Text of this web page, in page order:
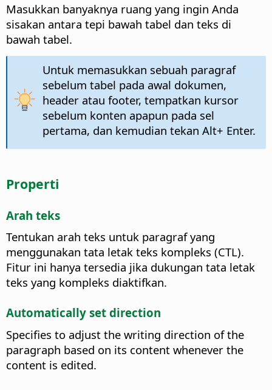
Masukkan banyaknya ruang yang ingin Anda
sisakan antara tepi bawah tabel dan teks di
bawah tabel.
Untuk memasukkan sebuah paragraf
sebelum tabel pada awal dokumen,
header atau footer, tempatkan kursor
sebelum konten apapun pada sel
pertama, dan kemudian tekan Alt+ Enter.
Properti
Arah teks
Tentukan arah teks untuk paragraf yang
menggunakan tata letak teks kompleks (CTL).
Fitur ini hanya tersedia jika dukungan tata letak
teks yang kompleks diaktifkan.
Automatically set direction
Specifies to adjust the writing direction of the
paragraph based on its content whenever the
content is edited.